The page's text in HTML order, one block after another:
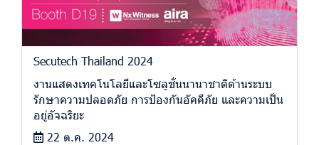
Secutech Thailand 2024
งานแสดงเทคโนโลยีและโซลูชั่นนานาชาติด้านระบบ
รักษาความปลอดภัย การป้องกันอัคคีภัย และความเป็น
อยู่อัจฉริยะ
22 ต.ค. 2024